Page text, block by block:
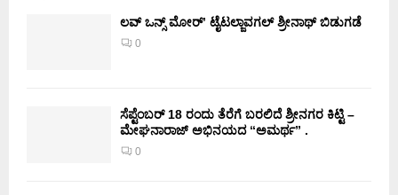
ಲವ್ ಒನ್ಸ್ ಮೋರ್’ ಟೈಟಲ್ಜಾವಗಲ್ ಶ್ರೀನಾಥ್ ಬಿಡುಗಡೆ
0
ಸೆಪ್ಟೆಂಬರ್ 18 ರಂದು ತೆರೆಗೆ ಬರಲಿದೆ ಶ್ರೀನಗರ ಕಿಟ್ಟಿ –
ಮೇಘನಾರಾಜ್ ಅಭಿನಯದ “ಅಮರ್ಥ” .
0